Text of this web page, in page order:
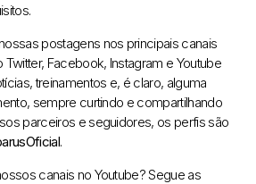
postagens nos principais canais
Facebook, Instagram e Youtube
treinamentos e, é claro, alguma
sempre curtindo e compartilhando
parceiros e seguidores, os perfis são
.
canais no Youtube? Segue as